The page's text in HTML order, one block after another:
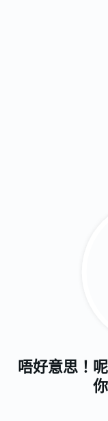
唔好意思！